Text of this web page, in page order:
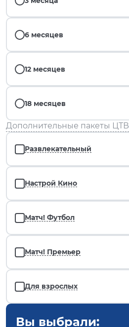
6 месяцев
12 месяцев
18 месяцев
Дополнительные пакеты ЦТВ
Развлекательный
Настрой Кино
Матч! Футбол
Матч! Премьер
Для взрослых
Вы выбрали: